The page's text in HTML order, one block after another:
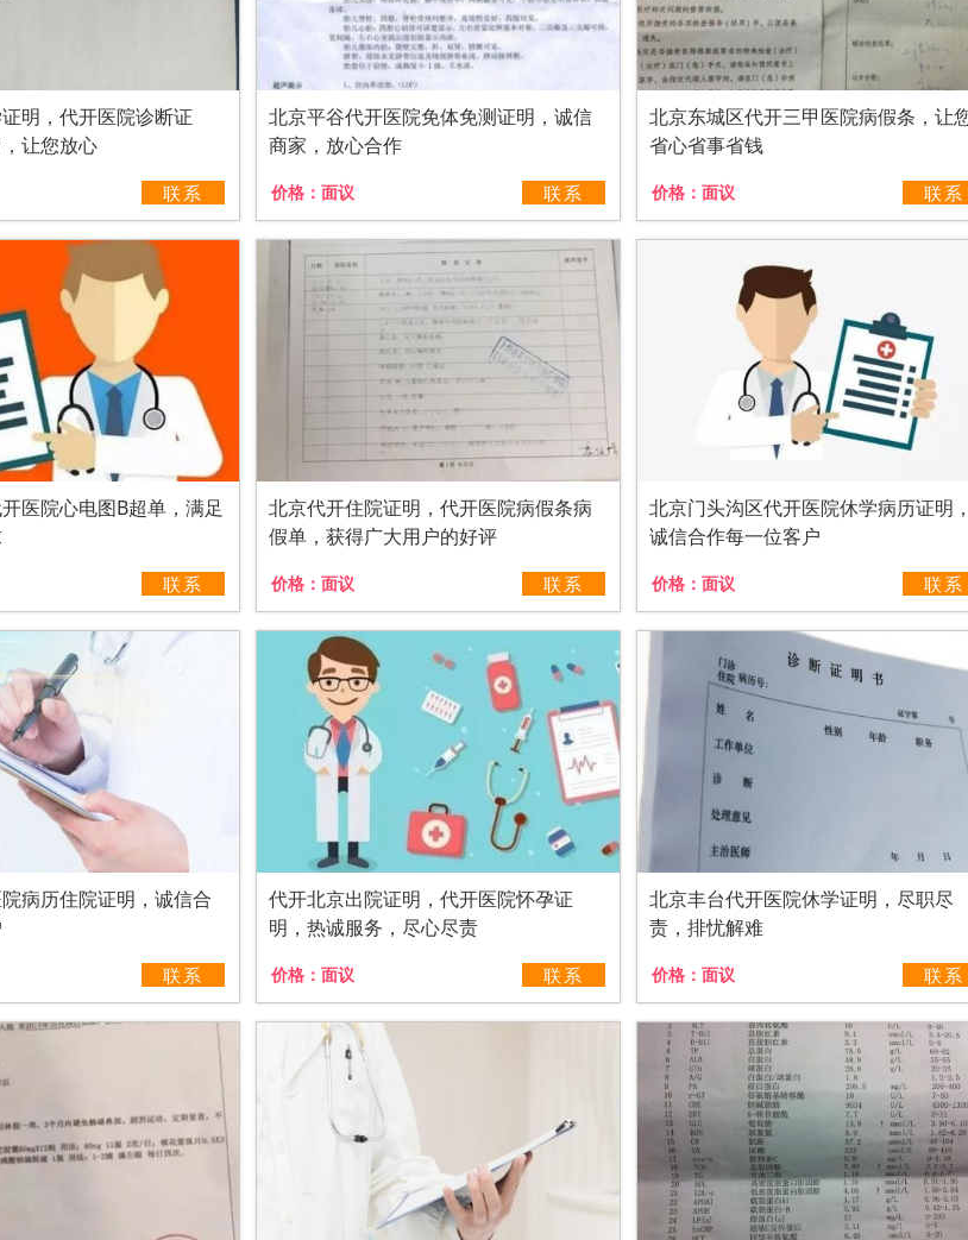
明，代开医院诊断证
让您放心
联系
北京平谷代开医院免体免测证明，诚信
商家，放心合作
价格： 面议 联系
北京东城区代开三甲医院病假条，让
省心省事省钱
价格： 面议 联系
医院心电图B超单，满足
联系
北京代开住院证明，代开医院病假条病
假单，获得广大用户的好评
价格： 面议 联系
北京门头沟区代开医院休学病历证明
诚信合作每一位客户
价格： 面议 联系
病历住院证明，诚信合
联系
代开北京出院证明，代开医院怀孕证
明，热诚服务，尽心尽责
价格： 面议 联系
北京丰台代开医院休学证明，尽职尽
责，排忧解难
价格： 面议 联系